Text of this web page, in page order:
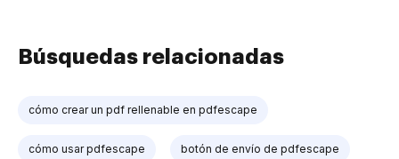
Búsquedas relacionadas
cómo crear un pdf rellenable en pdfescape
cómo usar pdfescape botón de envío de pdfescape